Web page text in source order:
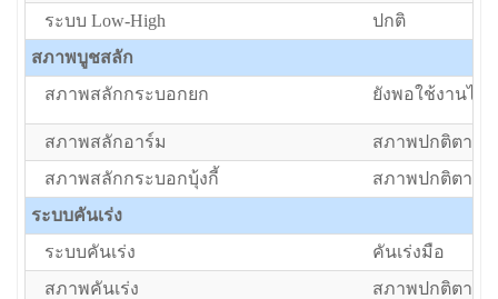
ระบบ Low-High
ปกติ
สภาพบูชสลัก
สภาพสลักกระบอกยก
ยังพอใช้งานได้
สภาพสลักอาร์ม
สภาพปกติตาม
สภาพสลักกระบอกบุ้งกี้
สภาพปกติตาม
ระบบคันเร่ง
ระบบคันเร่ง
คันเร่งมือ
สภาพคันเร่ง
สภาพปกติตาม